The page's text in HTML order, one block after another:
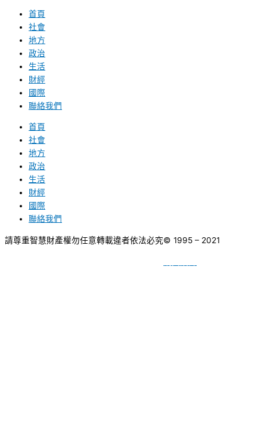
首頁
社會
地方
政治
生活
財經
國際
聯絡我們
首頁
社會
地方
政治
生活
財經
國際
聯絡我們
請尊重智慧財產權勿任意轉載違者依法必究© 1995 – 2021